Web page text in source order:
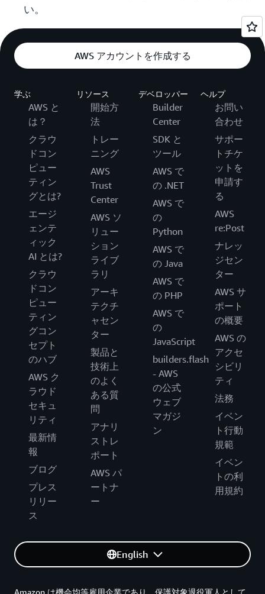
い。
AWS アカウントを作成する
学ぶ
AWS と
は？
クラウ
ドコン
ピュー
ティン
グとは?
エージ
ェンテ
ィック
AI とは?
クラウ
ドコン
ピュー
ティン
グコン
セプト
のハブ
AWS ク
ラウド
セキュ
リティ
最新情
報
ブログ
プレス
リリー
ス
リソース
開始方
法
トレー
ニング
AWS
Trust
Center
AWS ソ
リュー
ション
ライブ
ラリ
アーキ
テクチ
ャセン
ター
製品と
技術上
のよく
ある質
問
アナリ
ストレ
ポート
AWS パ
ートナ
ー
デベロッパー
Builder
Center
SDK と
ツール
AWS で
の .NET
AWS で
の
Python
AWS で
の Java
AWS で
の PHP
AWS で
の
JavaScript
builders.flash
- AWS
の公式
ウェブ
マガジ
ン
ヘルプ
お問い
合わせ
サポー
トチケ
ットを
申請す
る
AWS
re:Post
ナレッ
ジセン
ター
AWS サ
ポート
の概要
AWS の
アクセ
シビリ
ティ
法務
イベン
ト行動
規範
イベン
トの利
用規約
English